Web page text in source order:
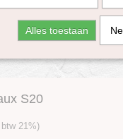
S20
21%)
Alles toestaan